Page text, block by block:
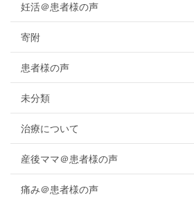
妊活＠患者様の声
寄附
患者様の声
未分類
治療について
産後ママ＠患者様の声
痛み＠患者様の声